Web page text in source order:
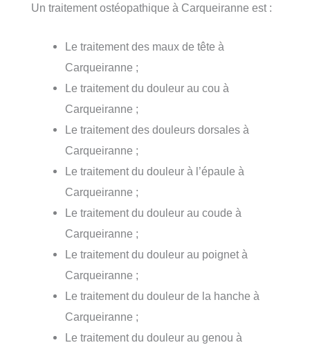
Un traitement ostéopathique à Carqueiranne est :
Le traitement des maux de tête à
Carqueiranne ;
Le traitement du douleur au cou à
Carqueiranne ;
Le traitement des douleurs dorsales à
Carqueiranne ;
Le traitement du douleur à l’épaule à
Carqueiranne ;
Le traitement du douleur au coude à
Carqueiranne ;
Le traitement du douleur au poignet à
Carqueiranne ;
Le traitement du douleur de la hanche à
Carqueiranne ;
Le traitement du douleur au genou à